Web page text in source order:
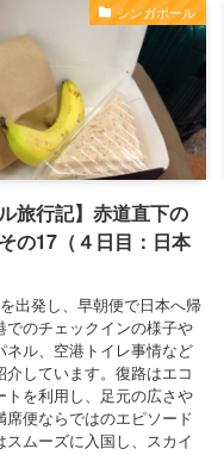
シンガポール
旅行記】赤道直下の
の17（４日目：日本
出発し、早朝便で日本へ帰
でのチェックインの様子や
ネル、空港トイレ事情など
介しています。復路はエコ
トを利用し、足元の広さや
席便ならではのエピソード
スムーズに入国し、スカイ